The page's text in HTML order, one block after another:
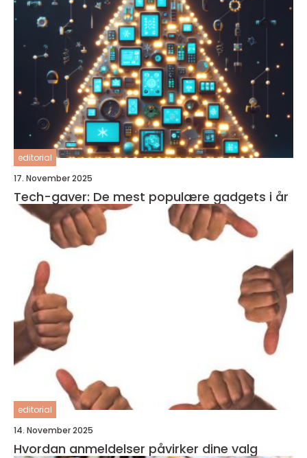
editorial
17. November 2025
Tech-gaver: De mest populære gadgets i år
editorial
14. November 2025
Hvordan anmeldelser påvirker dine valg